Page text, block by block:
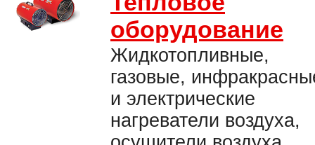
оборудование
Жидкотопливные,
газовые,
и электрические
нагреватели воздуха,